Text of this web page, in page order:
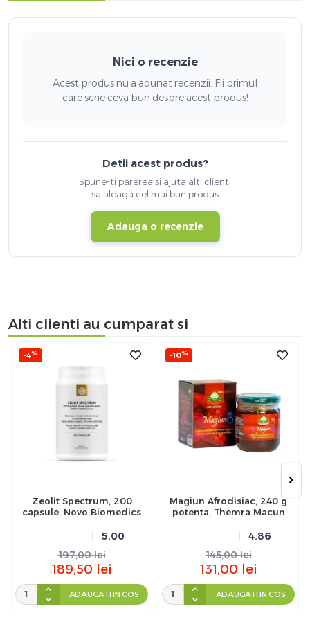
Nici o recenzie
Acest produs nu a adunat recenzii. Fii primul
care scrie ceva bun despre acest produs!
Detii acest produs?
Spune-ti parerea si ajuta alti clienti
sa aleaga cel mai bun produs
Adauga o recenzie
Alti clienti au cumparat si
-4%
Zeolit Spectrum, 200
capsule, Novo Biomedics
5.00
197,00 lei
189,50 lei
ADAUGATI IN COS
-10%
Magiun Afrodisiac, 240 g
potenta, Themra Macun
4.86
145,00 lei
131,00 lei
ADAUGATI IN COS